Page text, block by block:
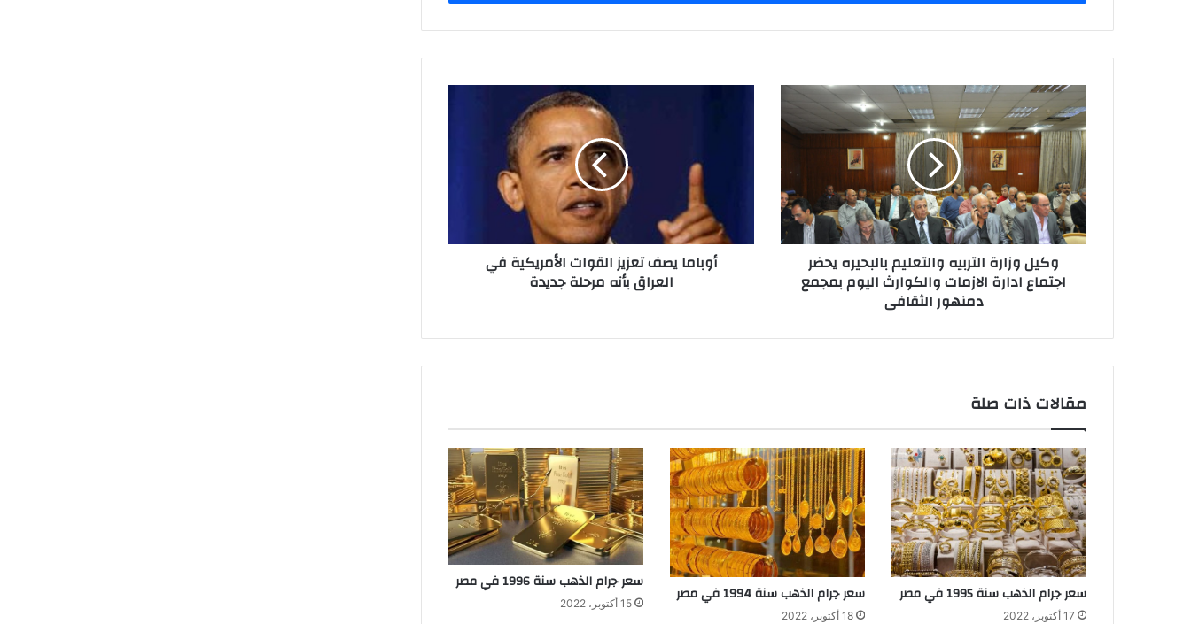
وكيل وزارة التربيه والتعليم بالبحيره يحضر
اجتماع ادارة الازمات والكوارث اليوم بمجمع
دمنهور الثقافى
أوباما يصف تعزيز القوات الأمريكية في
العراق بأنه مرحلة جديدة
مقالات ذات صلة
سعر جرام الذهب سنة 1995 في مصر
17 أكتوبر، 2022
سعر جرام الذهب سنة 1994 في مصر
18 أكتوبر، 2022
سعر جرام الذهب سنة 1996 في مصر
15 أكتوبر، 2022